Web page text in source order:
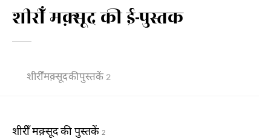
शीरीँ मक़्सूद की ई-पुस्तक
शीरीँ मक़्सूद की पुस्तकें 2
शीरीँ मक़्सूद की पुस्तकें 2